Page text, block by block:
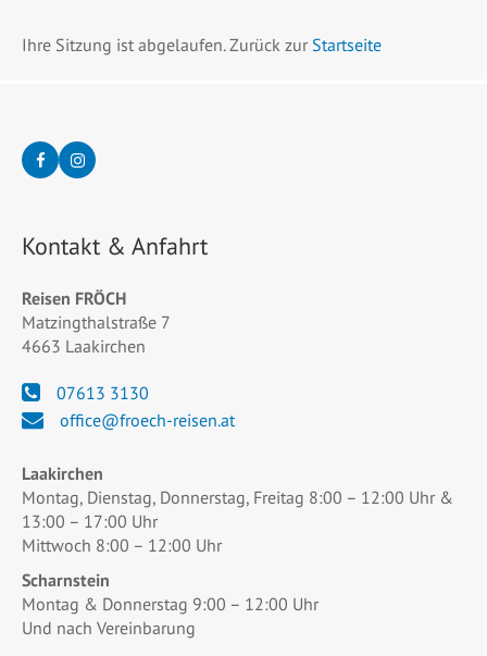
Ihre Sitzung ist abgelaufen. Zurück zurStartseite
Kontakt & Anfahrt
Reisen FRÖCH
Matzingthalstraße 7
4663 Laakirchen
07613 3130
office@froech-reisen.at
Laakirchen
Montag, Dienstag, Donnerstag, Freitag 8:00 – 12:00 Uhr &
13:00 – 17:00 Uhr
Mittwoch 8:00 – 12:00 Uhr
Scharnstein
Montag & Donnerstag 9:00 – 12:00 Uhr
Und nach Vereinbarung